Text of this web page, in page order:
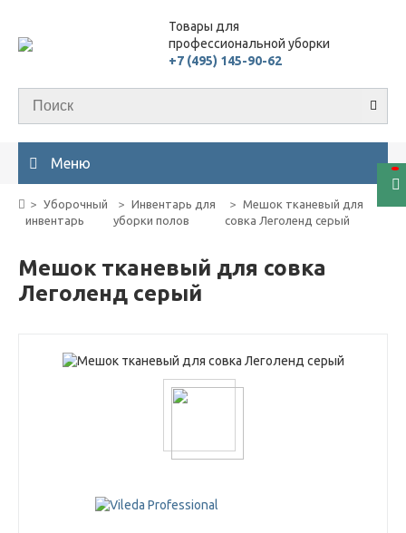
Товары для
профессиональной уборки
+7 (495) 145-90-62
Меню
Уборочный
инвентарь
Инвентарь для
уборки полов
Мешок тканевый для
совка Леголенд серый
Мешок тканевый для совка
Леголенд серый